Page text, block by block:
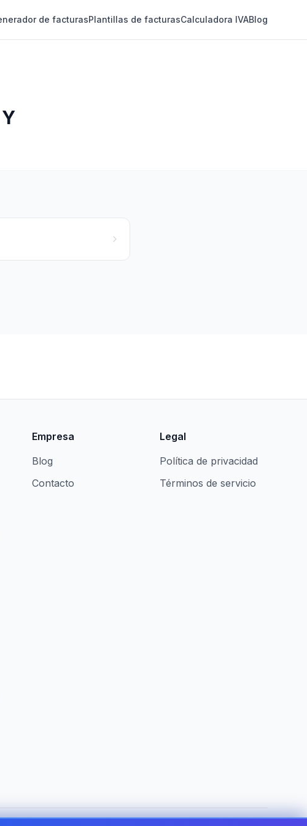
de facturasPlantillas de facturasCalculadora IVABlog
Empresa
Blog
Contacto
Legal
Política de privacidad
Términos de servicio